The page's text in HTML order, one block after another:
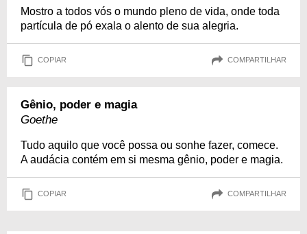
Mostro a todos vós o mundo pleno de vida, onde toda
partícula de pó exala o alento de sua alegria.
COPIAR COMPARTILHAR
Gênio, poder e magia
Goethe
Tudo aquilo que você possa ou sonhe fazer, comece.
A audácia contém em si mesma gênio, poder e magia.
COPIAR COMPARTILHAR